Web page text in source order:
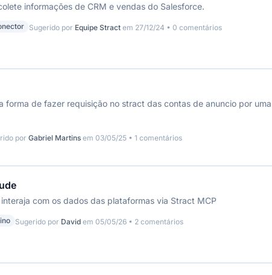
informações de CRM e vendas do Salesforce.
Sugerido por Equipe Stract em 27/12/24 • 0 comentários
forma de fazer requisição no stract das contas de anuncio por
por Gabriel Martins em 03/05/25 • 1 comentários
com os dados das plataformas via Stract MCP
Sugerido por David em 05/05/26 • 2 comentários